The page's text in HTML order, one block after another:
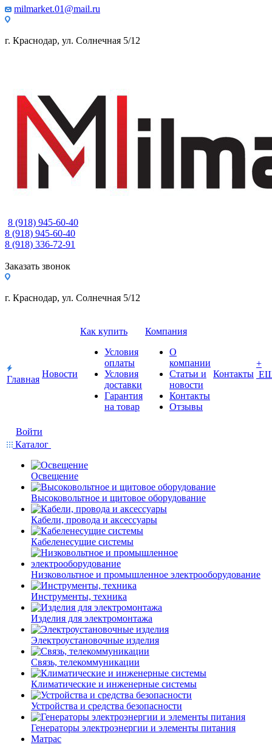
milmarket.01@mail.ru
г. Краснодар, ул. Солнечная 5/12
8 (918) 945-60-40
8 (918) 945-60-40
8 (918) 336-72-91
Заказать звонок
г. Краснодар, ул. Солнечная 5/12
Главная
Новости
Как купить
Условия
оплаты
Условия
доставки
Гарантия
на товар
Компания
О
компании
Статьи и
новости
Контакты
Отзывы
Контакты
+
Войти
Каталог
Освещение
Высоковольтное и щитовое оборудование
Кабели, провода и аксессуары
Кабеленесущие системы
Низковольтное и промышленное электрооборудование
Инструменты, техника
Изделия для электромонтажа
Электроустановочные изделия
Связь, телекоммуникации
Климатические и инженерные системы
Устройства и средства безопасности
Генераторы электроэнергии и элементы питания
Матрас